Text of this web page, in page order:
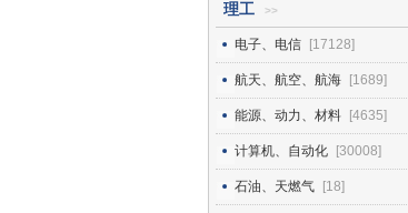
理工 >>
电子、电信 [17128]
航天、航空、航海 [1689]
能源、动力、材料 [4635]
计算机、自动化 [30008]
石油、天燃气 [18]